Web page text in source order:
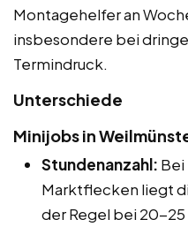
Montagehelfer an
insbesondere bei
Termindruck.
Unterschiede
Minijobs in
Stundenanzahl: Bei
Marktflecken liegt
der Regel bei 20-